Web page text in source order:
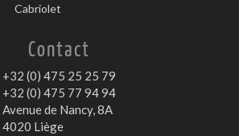
Cabriolet
Contact
+32 (0) 475 25 25 79
+32 (0) 475 77 94 94
Avenue de Nancy, 8A
4020 Liège